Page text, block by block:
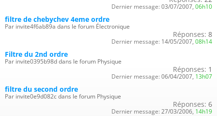
Dernier message: 03/07/2007, 06h10
filtre de chebychev 4eme ordre
Par invite4f6ab89a dans le forum Électronique
Réponses: 8
Dernier message: 14/05/2007, 08h14
Filtre du 2nd ordre
Par invite0395b98d dans le forum Physique
Réponses: 1
Dernier message: 06/04/2007, 13h07
filtre du second ordre
Par invite0e9d082c dans le forum Physique
Réponses: 6
Dernier message: 27/03/2006, 14h19